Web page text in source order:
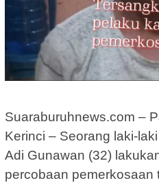
Suaraburuhnews.com –
Kerinci – Seorang laki-
Adi Gunawan (32)
percobaan pemerkosaan